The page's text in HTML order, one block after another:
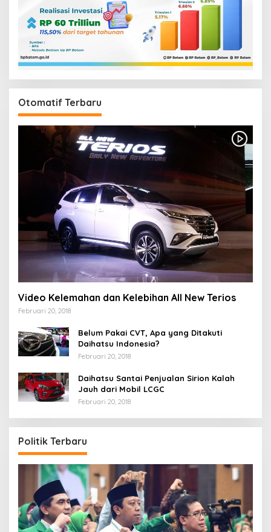
Otomatif Terbaru
Video Kelemahan dan Kelebihan All New Terios
Februari 20, 2018
Belum Pakai CVT, Apa yang Ditakuti
Daihatsu Indonesia?
Februari 20, 2018
Daihatsu Santai Penjualan Sirion Kalah
Jauh dari Mobil LCGC
Februari 20, 2018
Politik Terbaru